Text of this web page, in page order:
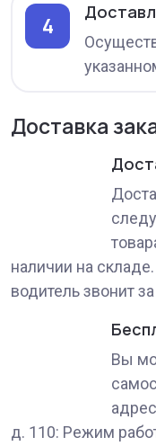
4
Доставка
наличии на
водитель звонит
Вы
д. 110: Режим